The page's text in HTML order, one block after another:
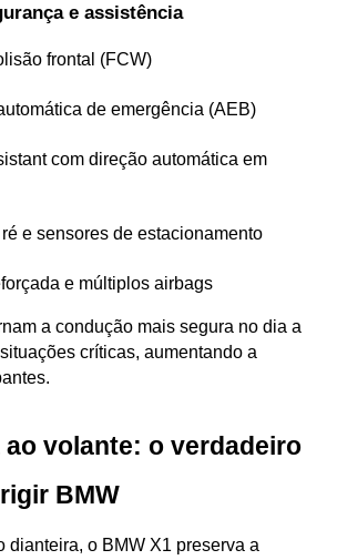
e assistência
frontal (FCW)
de emergência (AEB)
com direção automática em
e sensores de estacionamento
e múltiplos airbags
a condução mais segura no dia a
críticas, aumentando a
ao volante: o verdadeiro
BMW